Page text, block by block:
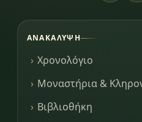
ΑΝΑΚΆΛΥΨΗ
Χρονολόγιο
Μοναστήρια &
Βιβλιοθήκη